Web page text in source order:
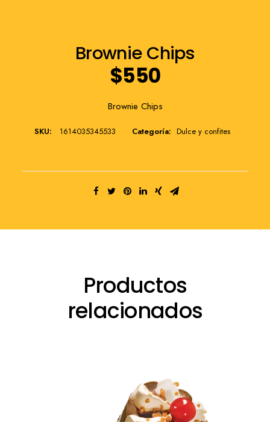
Brownie Chips
$550
Brownie Chips
SKU: 1614035345533 Categoría: Dulce y confites
Productos
relacionados